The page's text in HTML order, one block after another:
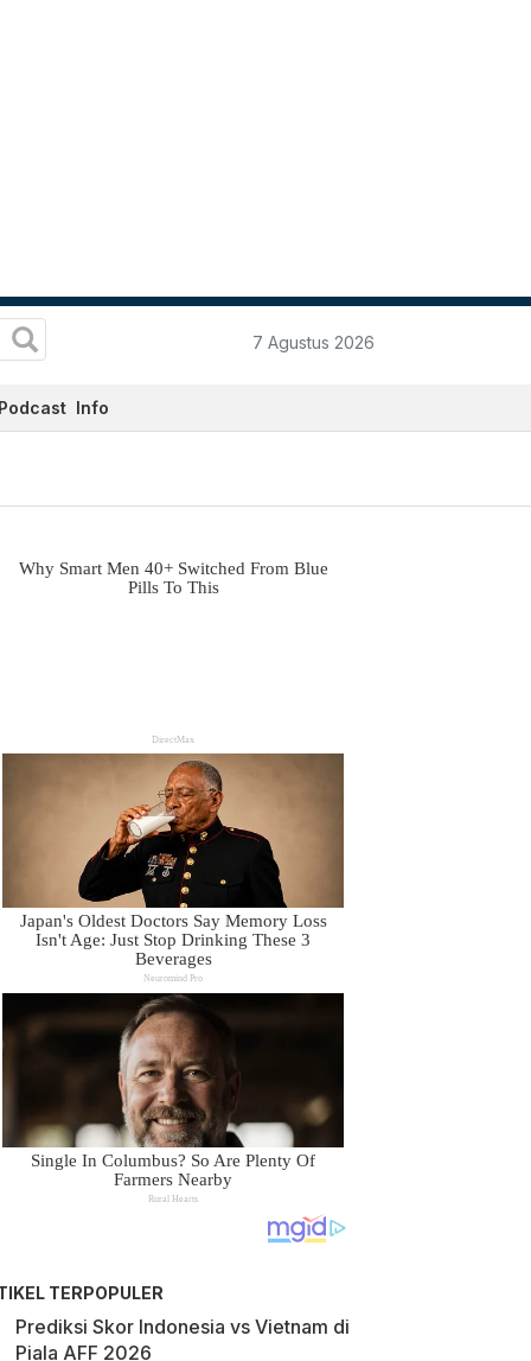
7 Agustus 2026
Info
TERPOPULER
Prediksi Skor Indonesia vs Vietnam di
Piala AFF 2026